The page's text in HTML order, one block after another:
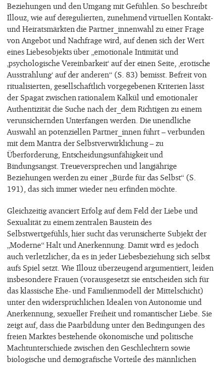
Beziehungen und den Umgang mit Gefühlen. So beschreibt
Illouz, wie auf deregulierten, zunehmend virtuellen Kontakt-
und Heiratsmärkten die Partner_innenwahl zu einer Frage
von Angebot und Nachfrage wird, auf denen sich der Wert
eines Liebesobjekts über „emotionale Intimität und
‚psychologische Vereinbarkeit‘ auf der einen Seite, ‚erotische
Ausstrahlung‘ auf der anderen“ (S. 83) bemisst. Befreit von
ritualisierten, gesellschaftlich vorgegebenen Kriterien lässt
der Spagat zwischen rationalem Kalkül und emotionaler
Authentizität die Suche nach der_dem Richtigen zu einem
verunsichernden Unterfangen werden. Die unendliche
Auswahl an potenziellen Partner_innen führt – verbunden
mit dem Mantra der Selbstverwirklichung – zu
Überforderung, Entscheidungsunfähigkeit und
Bindungsangst. Treueversprechen und langjährige
Beziehungen werden zu einer „Bürde für das Selbst“ (S.
191), das sich immer wieder neu erfinden möchte.
Gleichzeitig avanciert Erfolg auf dem Feld der Liebe und
Sexualität zu einem zentralen Baustein des
Selbstwertgefühls, hier sucht das verunsicherte Subjekt der
„Moderne“ Halt und Anerkennung. Damit wird es jedoch
auch verletzlicher, da es in jeder Liebesbeziehung sich selbst
aufs Spiel setzt. Wie Illouz überzeugend argumentiert, leiden
insbesondere Frauen (vorausgesetzt sie entscheiden sich für
das klassische Ehe- und Familienmodell der Mittelschicht)
unter den widersprüchlichen Idealen von Autonomie und
Anerkennung, sexueller Freiheit und romantischer Liebe. Sie
zeigt auf, dass die Paarbildung unter den Bedingungen des
freien Marktes bestehende ökonomische und politische
Machtunterschiede zwischen den Geschlechtern sowie
biologische und demografische Vorteile des männlichen